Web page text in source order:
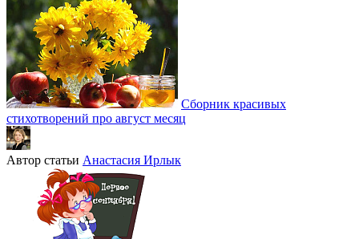
Сборник красивых
стихотворений про август месяц
Автор статьи Анастасия Ирлык